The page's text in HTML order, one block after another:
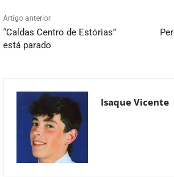
Artigo anterior
“Caldas Centro de Estórias”
está parado
Isaque Vicente